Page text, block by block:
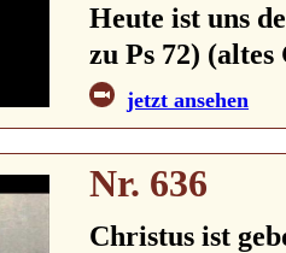
Heute ist uns
zu Ps 72) (altes
jetzt ansehen
Nr. 636
Christus ist